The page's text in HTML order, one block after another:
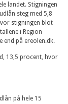
landet. Stigningen
steg med 5,8
stigningen blot
i Region
end på ereolen.dk.
13,5 procent, hvor
på hele 15